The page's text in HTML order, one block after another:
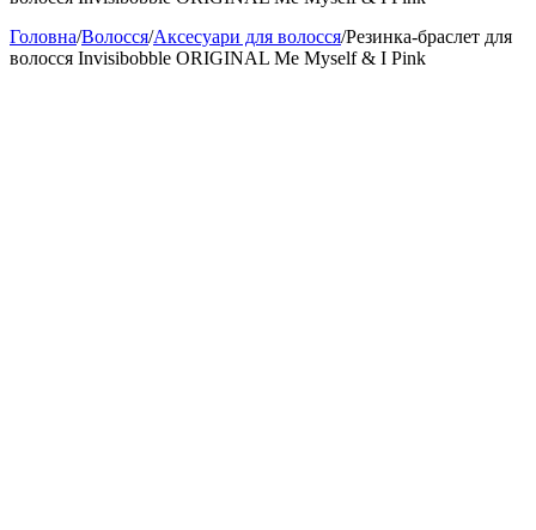
Головна/Волосся/Аксесуари для волосся/Резинка-браслет для
волосся Invisibobble ORIGINAL Me Myself & I Pink